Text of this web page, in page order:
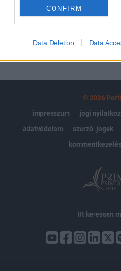
CONFIRM
Data Deletion Data
MÁR ELŐFIZETŐNK VAGY?
© 2026
impresszum
jogi
adatvédelem
szerzői jogok
kommentkezelés
Itt keressen